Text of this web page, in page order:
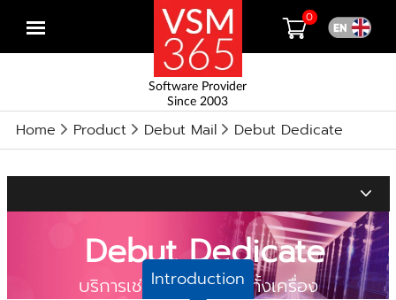
Open
Software Provider
Since 2003
0
Home Product Debut Mail Debut Dedicate
Debut Dedicate
บริการเช่า Server แบบทั้งเครื่อง
Introduction